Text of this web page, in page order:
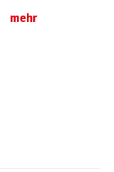
mehr